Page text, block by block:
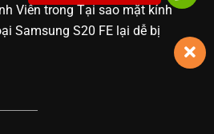
ViêntrongTại sao mặt kính
Samsung S20 FE lại dễ bị